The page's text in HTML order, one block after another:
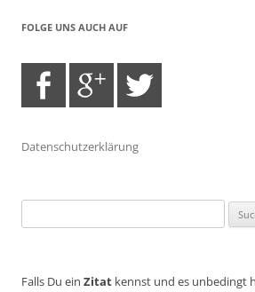
FOLGE UNS AUCH AUF
Datenschutzerklärung
nach:
Falls Du ein Zitat kennst und es unbedingt